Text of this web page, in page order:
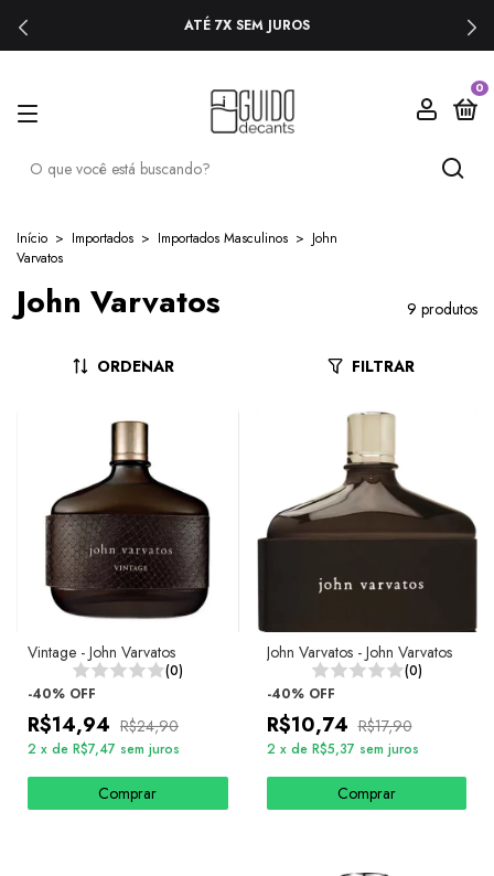
ATÉ 7X SEM JUROS
0
Início > Importados > Importados Masculinos > John
Varvatos
John Varvatos 9 produtos
ORDENAR FILTRAR
Vintage - John Varvatos
(0)
-40% OFF
R$14,94 R$24,90
2 x de R$7,47 sem juros
Comprar
John Varvatos - John Varvatos
(0)
-40% OFF
R$10,74 R$17,90
2 x de R$5,37 sem juros
Comprar